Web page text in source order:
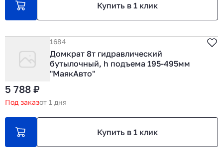
Купить в 1 клик
1684
Домкрат 8т гидравлический
бутылочный, h подъема 195-495мм
"МаякАвто"
5 788 ₽
Под заказот 1 дня
Купить в 1 клик